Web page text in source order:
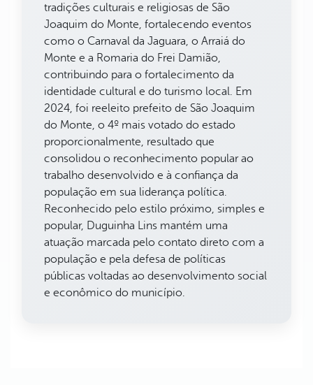
tradições culturais e religiosas de São
Joaquim do Monte, fortalecendo eventos
como o Carnaval da Jaguara, o Arraiá do
Monte e a Romaria do Frei Damião,
contribuindo para o fortalecimento da
identidade cultural e do turismo local. Em
2024, foi reeleito prefeito de São Joaquim
do Monte, o 4º mais votado do estado
proporcionalmente, resultado que
consolidou o reconhecimento popular ao
trabalho desenvolvido e à confiança da
população em sua liderança política.
Reconhecido pelo estilo próximo, simples e
popular, Duguinha Lins mantém uma
atuação marcada pelo contato direto com a
população e pela defesa de políticas
públicas voltadas ao desenvolvimento social
e econômico do município.